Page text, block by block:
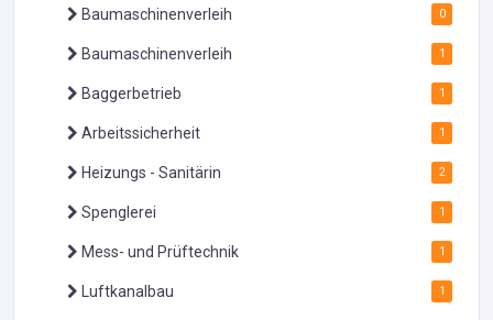
Baumaschinenverleih 0
Baumaschinenverleih 1
Baggerbetrieb 1
Arbeitssicherheit 1
Heizungs - Sanitärin 2
Spenglerei 1
Mess- und Prüftechnik 1
Luftkanalbau 1